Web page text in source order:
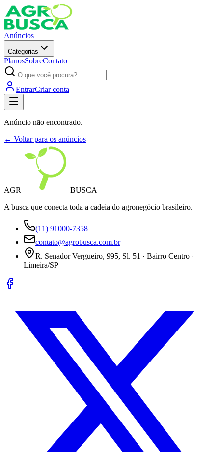
Anúncios
Categorias
PlanosSobreContato
EntrarCriar conta
Anúncio não encontrado.
← Voltar para os anúncios
AGR
BUSCA
A busca que conecta toda a cadeia do agronegócio brasileiro.
(11) 91000-7358
contato@agrobusca.com.br
R. Senador Vergueiro, 995, Sl. 51 · Bairro Centro ·
Limeira/SP